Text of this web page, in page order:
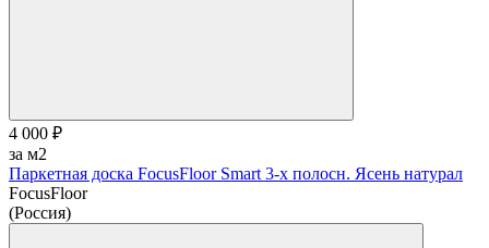
4 000 ₽
за м2
Паркетная доска FocusFloor Smart 3-х полосн. Ясень натурал
FocusFloor
(Россия)